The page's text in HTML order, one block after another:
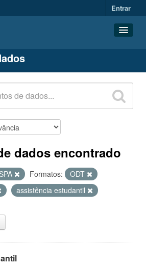
Entrar
dados encontrado
Formatos:
ODT
assistência estudantil